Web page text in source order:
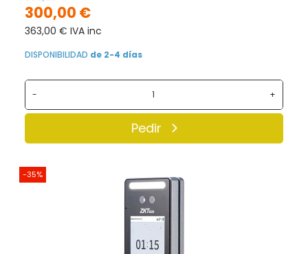
300,00 €
363,00 € IVA inc
DISPONIBILIDAD de 2-4 días
- +
Pedir
-35%